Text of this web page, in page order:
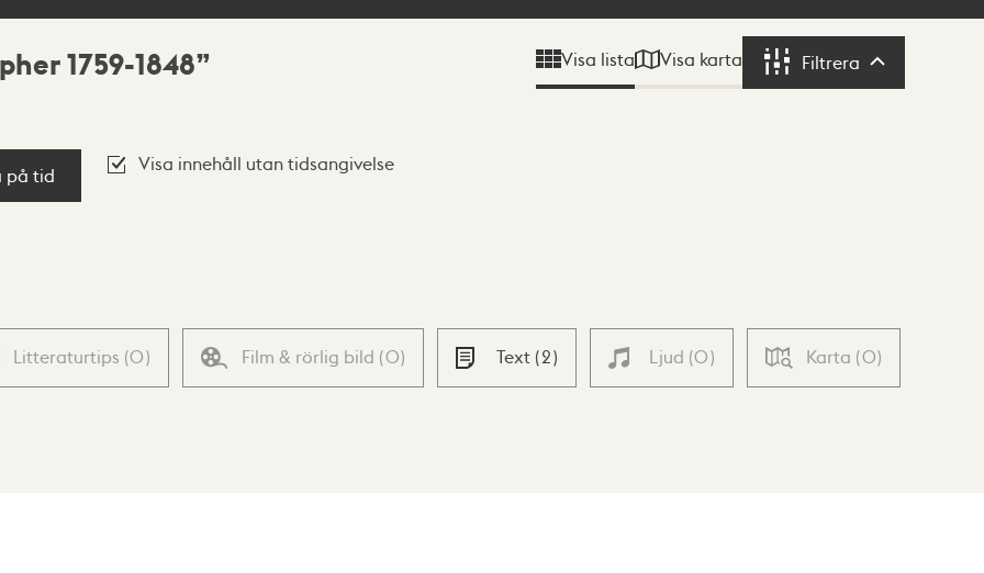
1759-1848 Visa lista Visa karta Filtrera Filtrera
på tid
Visa innehåll utan tidsangivelse
Litteraturtips (0) Film & rörlig bild (0) Text (2) Ljud (0) Karta (0)